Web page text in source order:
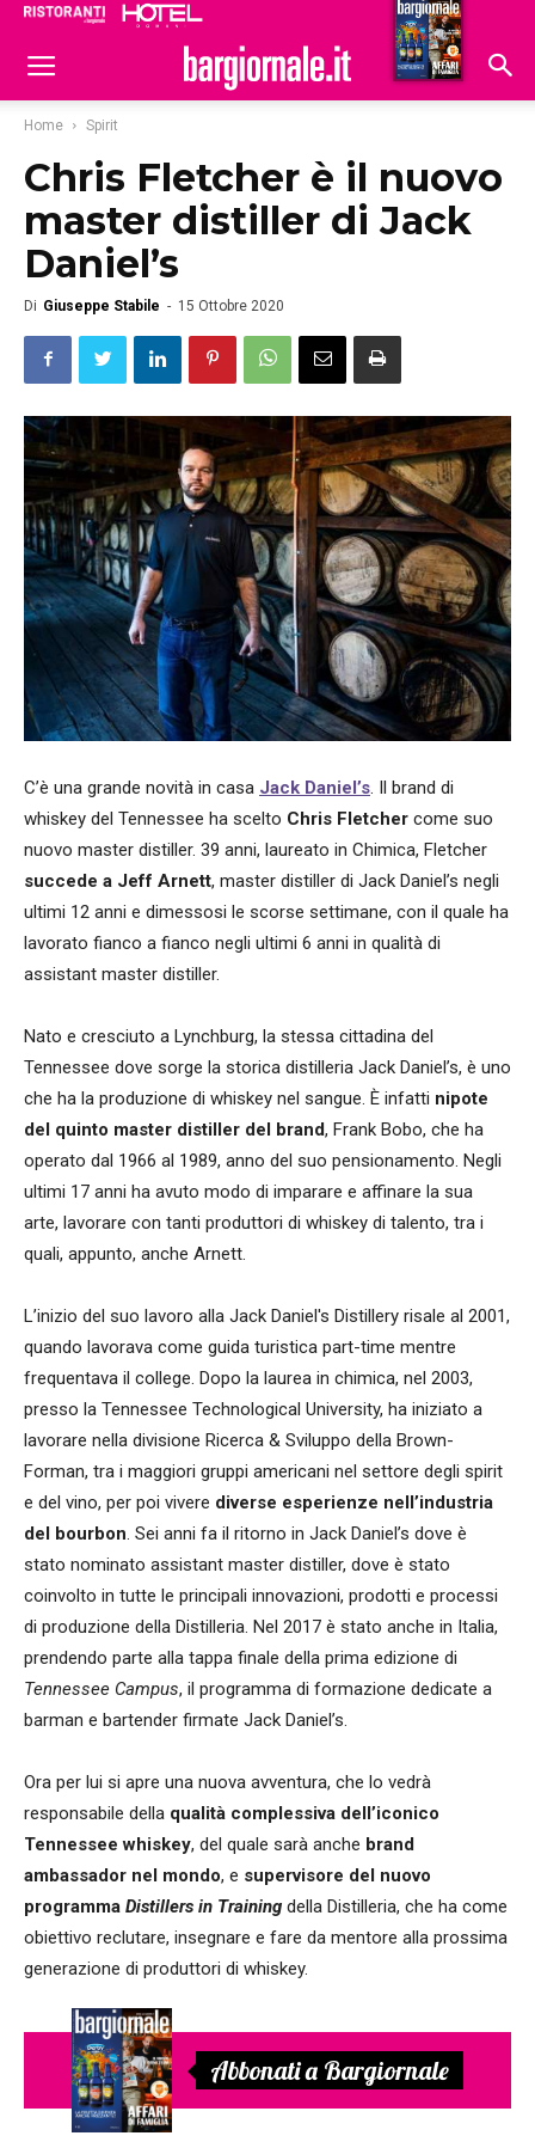
Hoteldomani
Home Spirit
Chris Fletcher è il nuovo
master distiller di Jack
Daniel’s
Di Giuseppe Stabile - 15 Ottobre 2020
C’è una grande novità in casa Jack Daniel’s. Il brand di
whiskey del Tennessee ha scelto Chris Fletcher come suo
nuovo master distiller. 39 anni, laureato in Chimica, Fletcher
succede a Jeff Arnett, master distiller di Jack Daniel’s negli
ultimi 12 anni e dimessosi le scorse settimane, con il quale ha
lavorato fianco a fianco negli ultimi 6 anni in qualità di
assistant master distiller.
Nato e cresciuto a Lynchburg, la stessa cittadina del
Tennessee dove sorge la storica distilleria Jack Daniel’s, è uno
che ha la produzione di whiskey nel sangue. È infatti nipote
del quinto master distiller del brand, Frank Bobo, che ha
operato dal 1966 al 1989, anno del suo pensionamento. Negli
ultimi 17 anni ha avuto modo di imparare e affinare la sua
arte, lavorare con tanti produttori di whiskey di talento, tra i
quali, appunto, anche Arnett.
L’inizio del suo lavoro alla Jack Daniel's Distillery risale al 2001,
quando lavorava come guida turistica part-time mentre
frequentava il college. Dopo la laurea in chimica, nel 2003,
presso la Tennessee Technological University, ha iniziato a
lavorare nella divisione Ricerca & Sviluppo della Brown-
Forman, tra i maggiori gruppi americani nel settore degli spirit
e del vino, per poi vivere diverse esperienze nell’industria
del bourbon. Sei anni fa il ritorno in Jack Daniel’s dove è
stato nominato assistant master distiller, dove è stato
coinvolto in tutte le principali innovazioni, prodotti e processi
di produzione della Distilleria. Nel 2017 è stato anche in Italia,
prendendo parte alla tappa finale della prima edizione di
Tennessee Campus, il programma di formazione dedicate a
barman e bartender firmate Jack Daniel’s.
Ora per lui si apre una nuova avventura, che lo vedrà
responsabile della qualità complessiva dell’iconico
Tennessee whiskey, del quale sarà anche brand
ambassador nel mondo, e supervisore del nuovo
programma Distillers in Training della Distilleria, che ha come
obiettivo reclutare, insegnare e fare da mentore alla prossima
generazione di produttori di whiskey.
Abbonati a Bargiornale